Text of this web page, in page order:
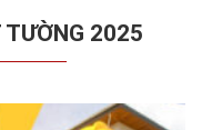
TƯỜNG 2025